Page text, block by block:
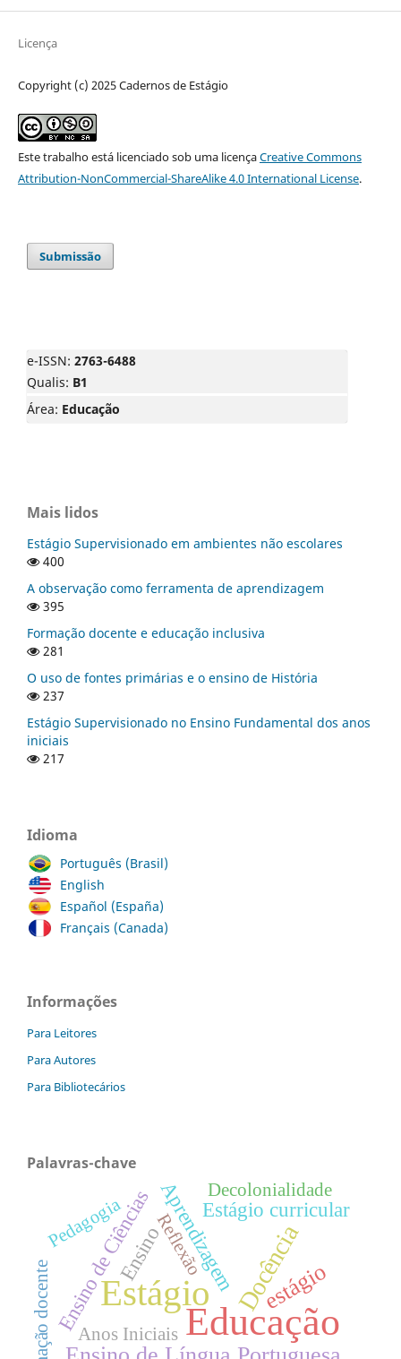
Licença
Copyright (c) 2025 Cadernos de Estágio
Este trabalho está licenciado sob uma licençaCreative Commons
Attribution-NonCommercial-ShareAlike 4.0 International License.
Submissão
e-ISSN: 2763-6488
Qualis: B1
Área: Educação
Mais lidos
Estágio Supervisionado em ambientes não escolares
400
A observação como ferramenta de aprendizagem
395
Formação docente e educação inclusiva
281
O uso de fontes primárias e o ensino de História
237
Estágio Supervisionado no Ensino Fundamental dos anos
iniciais
217
Idioma
Português (Brasil)
English
Español (España)
Français (Canada)
Informações
Para Leitores
Para Autores
Para Bibliotecários
Palavras-chave
Educação
Estágio Docência
estágio
Ensino de CiênciasAprendizagemEstágio curricular
Ensino
Anos Iniciais
Decolonialidade
Pedagogia Reflexão
formação docente